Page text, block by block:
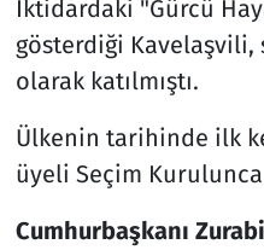
İktidardaki "Gürcü
gösterdiği Kavelaşvili,
olarak katılmıştı.
Ülkenin tarihinde ilk
üyeli Seçim
Cumhurbaşkanı